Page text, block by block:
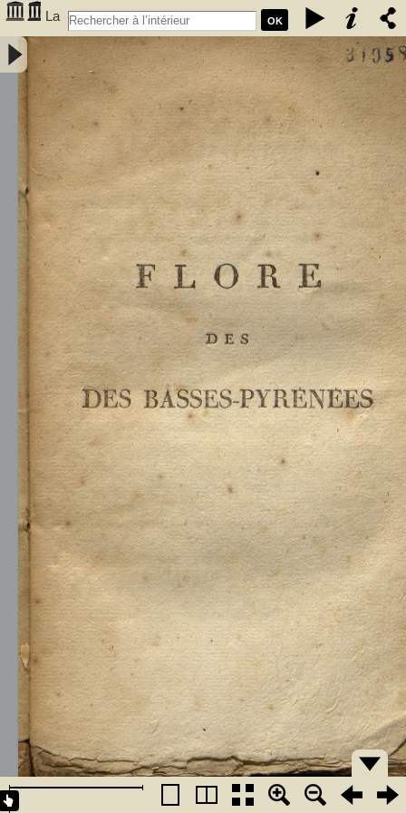
OK
La
Flore des Basses-Pyrénées ou Description de toutes les plantes qui
croissent naturellement, qui sont ou qui pourraient être cultivées
avantageusement dans le département des Basses-Pyrénées. Avec
des observations sur leur utilité dans l'économie rurale et
domestique, dans les arts et dans la médecine. Par J[ean]
Bergeret... Tome II - Bergeret, Jean (1751-1813). Auteur